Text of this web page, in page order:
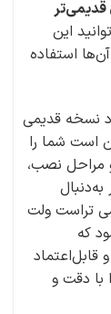
قدیمی‌تر
این
استفاده
نسخه قدیمی
است شما را
مراحل نصب،
تراست ولت
که
با دقت و